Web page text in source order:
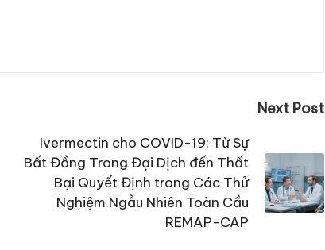
Next Post
Ivermectin cho COVID-19: Từ Sự
Bất Đồng Trong Đại Dịch đến Thất
Bại Quyết Định trong Các Thử
Nghiệm Ngẫu Nhiên Toàn Cầu
REMAP-CAP